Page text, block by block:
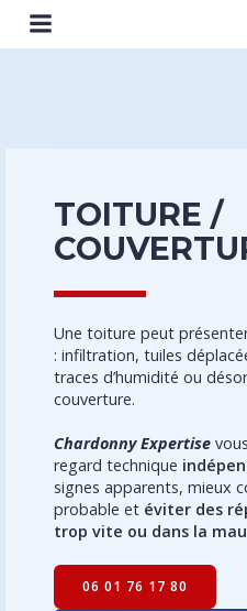
TOITURE /
Une toiture peut
: infiltration, tuiles
traces d’humidité ou
couverture.
Chardonny Expertise
regard technique
signes apparents, mieux
probable et éviter des
trop vite ou dans la
06 01 76 17 80